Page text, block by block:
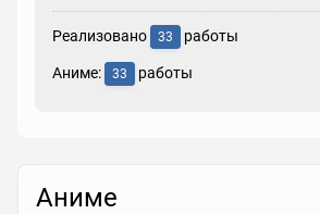
Реализовано 33 работы
Аниме: 33 работы
Аниме